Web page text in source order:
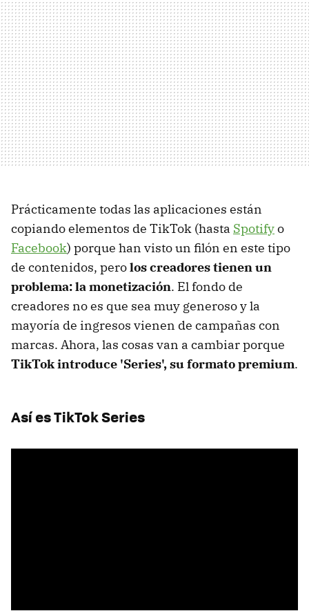
Prácticamente todas las aplicaciones están
copiando elementos de TikTok (hasta Spotifyo
Facebook) porque han visto un filón en este tipo
de contenidos, perolos creadores tienen un
problema: la monetización. El fondo de
creadores no es que sea muy generoso y la
mayoría de ingresos vienen de campañas con
marcas. Ahora, las cosas van a cambiar porque
TikTok introduce 'Series', su formato premium.
Así es TikTok Series